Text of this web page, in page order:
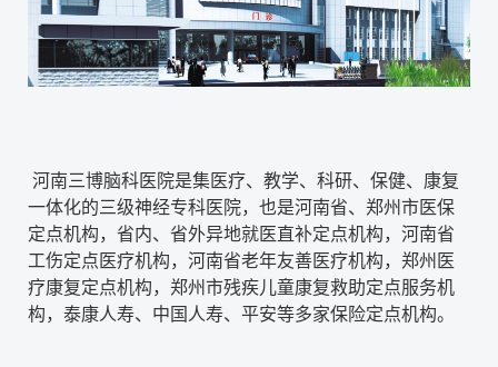
河南三博脑科医院是集医疗、教学、科研、保健、康复
一体化的三级神经专科医院，也是河南省、郑州市医保
定点机构，省内、省外异地就医直补定点机构，河南省
工伤定点医疗机构，河南省老年友善医疗机构，郑州医
疗康复定点机构，郑州市残疾儿童康复救助定点服务机
构，泰康人寿、中国人寿、平安等多家保险定点机构。